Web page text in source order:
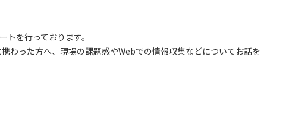
を行っております。
わった方へ、現場の課題感やWebでの情報収集などについてお話を